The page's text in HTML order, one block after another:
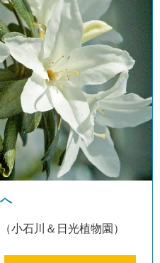
小石川＆日光植物園）